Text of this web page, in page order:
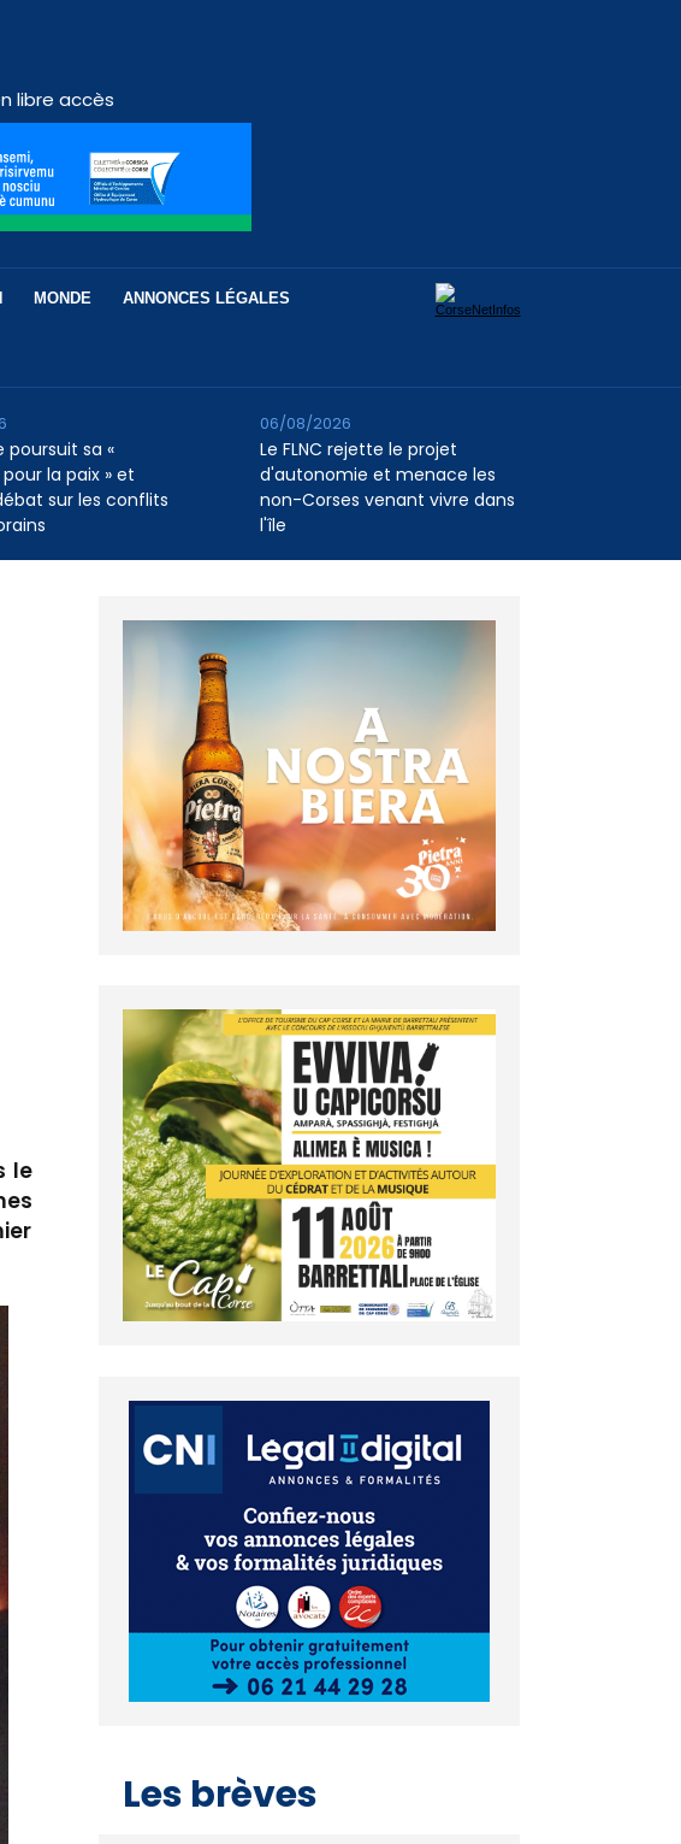
libre accès
MONDE ANNONCES LÉGALES
poursuit sa «
la paix » et
sur les conflits
Le FLNC rejette le projet
d'autonomie et menace les
non-Corses venant vivre dans
l'île
06/08/2026
le
Les brèves